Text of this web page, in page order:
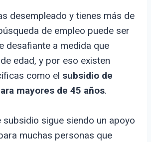
desempleado y tienes más de
de empleo puede ser
desafiante a medida que
edad, y por eso existen
como el subsidio de
mayores de 45 años.
subsidio sigue siendo un apoyo
muchas personas que